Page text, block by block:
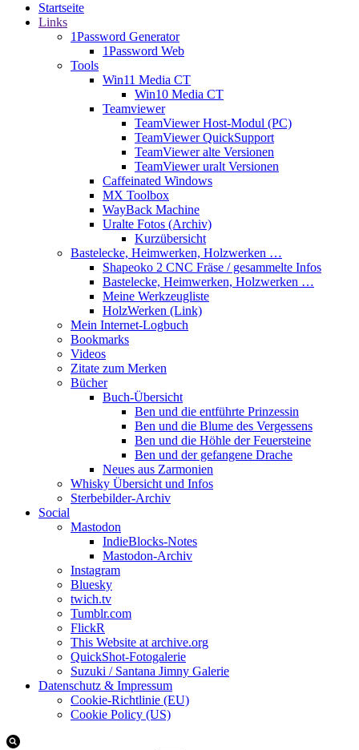
Startseite
Links
1Password Generator
1Password Web
Tools
Win11 Media CT
Win10 Media CT
Teamviewer
TeamViewer Host-Modul (PC)
TeamViewer QuickSupport
TeamViewer alte Versionen
TeamViewer uralt Versionen
Caffeinated Windows
MX Toolbox
WayBack Machine
Uralte Fotos (Archiv)
Kurzübersicht
Bastelecke, Heimwerken, Holzwerken …
Shapeoko 2 CNC Fräse / gesammelte Infos
Bastelecke, Heimwerken, Holzwerken …
Meine Werkzeugliste
HolzWerken (Link)
Mein Internet-Logbuch
Bookmarks
Videos
Zitate zum Merken
Bücher
Buch-Übersicht
Ben und die entführte Prinzessin
Ben und die Blume des Vergessens
Ben und die Höhle der Feuersteine
Ben und der gefangene Drache
Neues aus Zarmonien
Whisky Übersicht und Infos
Sterbebilder-Archiv
Social
Mastodon
IndieBlocks-Notes
Mastodon-Archiv
Instagram
Bluesky
twich.tv
Tumblr.com
FlickR
This Website at archive.org
QuickShot-Fotogalerie
Suzuki / Santana Jimny Galerie
Datenschutz & Impressum
Cookie-Richtlinie (EU)
Cookie Policy (US)